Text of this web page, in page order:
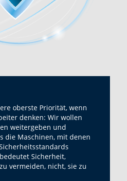
oberste Priorität, wenn
denken: Wir wollen
weitergeben und
die Maschinen, mit denen
Sicherheit,
vermeiden, nicht, sie zu